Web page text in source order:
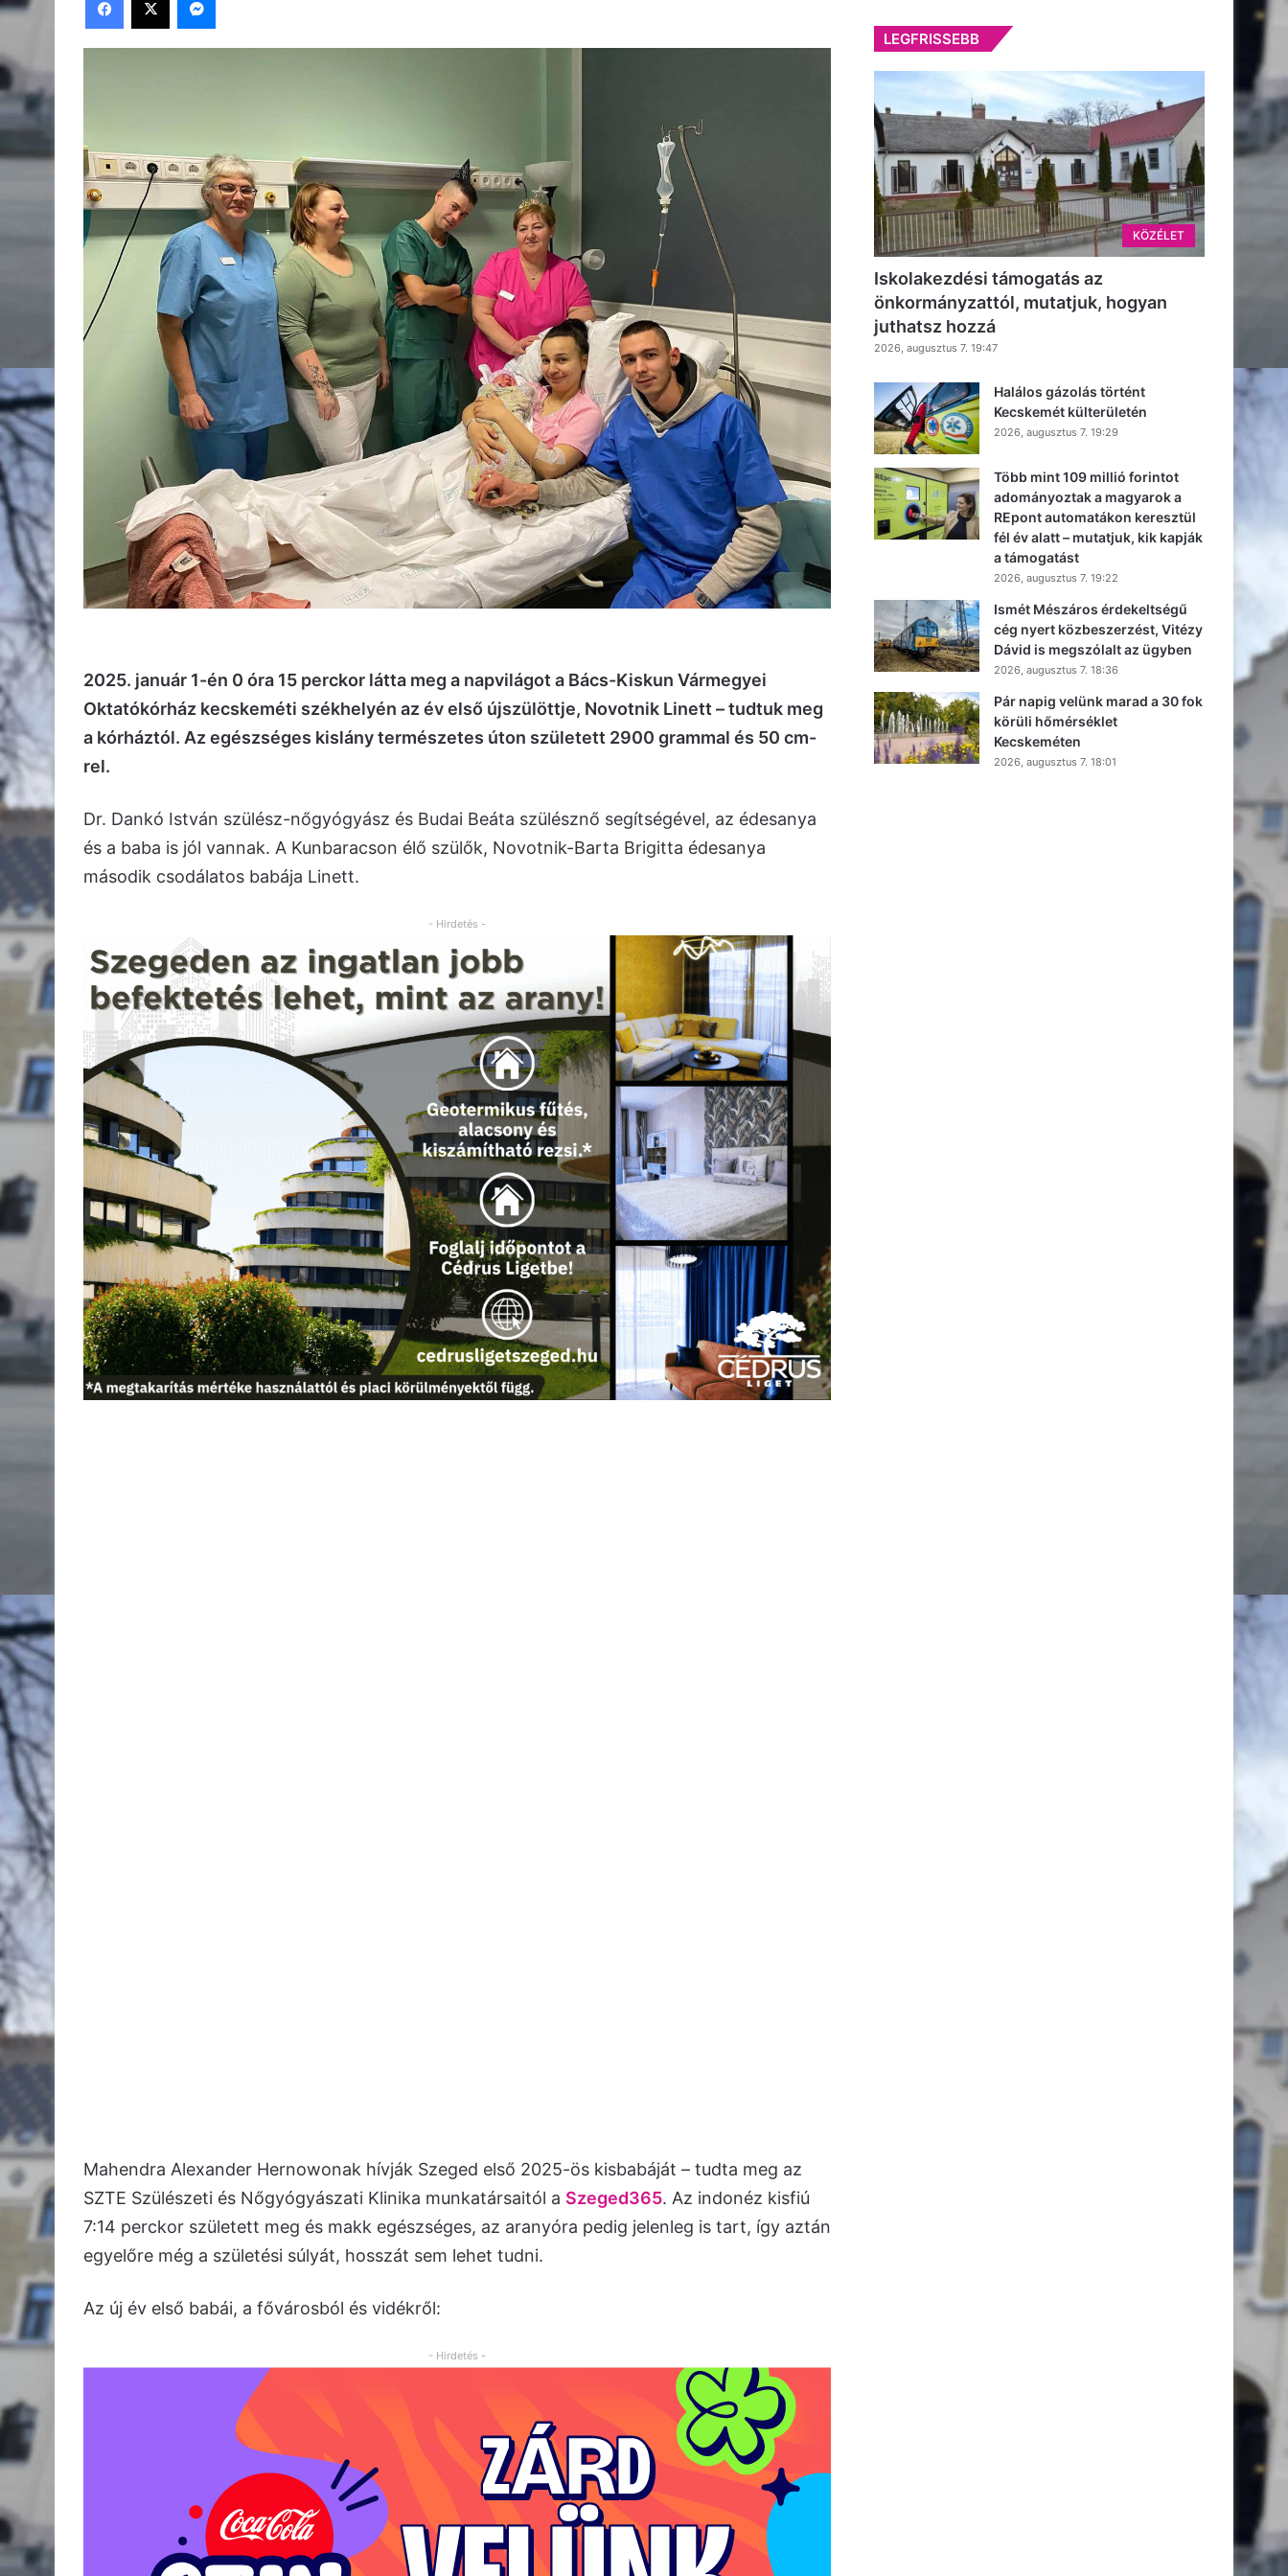
2025. január 1-én 0 óra 15 perckor látta meg a napvilágot a Bács-Kiskun Vármegyei
Oktatókórház kecskeméti székhelyén az év első újszülöttje, Novotnik Linett – tudtuk meg
a kórháztól. Az egészséges kislány természetes úton született 2900 grammal és 50 cm-
rel.
Dr. Dankó István szülész-nőgyógyász és Budai Beáta szülésznő segítségével, az édesanya
és a baba is jól vannak. A Kunbaracson élő szülők, Novotnik-Barta Brigitta édesanya
második csodálatos babája Linett.
- Hirdetés -
Mahendra Alexander Hernowonak hívják Szeged első 2025-ös kisbabáját – tudta meg az
SZTE Szülészeti és Nőgyógyászati Klinika munkatársaitól a Szeged365. Az indonéz kisfiú
7:14 perckor született meg és makk egészséges, az aranyóra pedig jelenleg is tart, így aztán
egyelőre még a születési súlyát, hosszát sem lehet tudni.
Az új év első babái, a fővárosból és vidékről:
- Hirdetés -
LEGFRISSEBB
KÖZÉLET
Iskolakezdési támogatás az
önkormányzattól, mutatjuk, hogyan
juthatsz hozzá
2026, augusztus 7. 19:47
Halálos gázolás történt
Kecskemét külterületén
2026, augusztus 7. 19:29
Több mint 109 millió forintot
adományoztak a magyarok a
REpont automatákon keresztül
fél év alatt – mutatjuk, kik kapják
a támogatást
2026, augusztus 7. 19:22
Ismét Mészáros érdekeltségű
cég nyert közbeszerzést, Vitézy
Dávid is megszólalt az ügyben
2026, augusztus 7. 18:36
Pár napig velünk marad a 30 fok
körüli hőmérséklet
Kecskeméten
2026, augusztus 7. 18:01